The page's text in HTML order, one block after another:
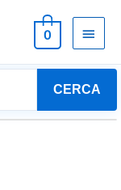
0
CERCA